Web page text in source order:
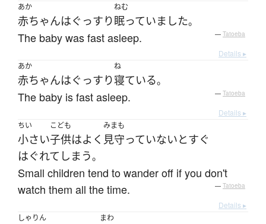
あか
赤ちゃんはぐっすり
ねむ
眠っていました。
The baby was fast asleep. — Tatoeba
Details ▸
あか
赤ちゃんはぐっすり
ね
寝ている。
The baby is fast asleep. — Tatoeba
Details ▸
ちい
小さい
こども
子供はよく
みまも
見守っていないとすぐ
はぐれて しまう。
Small children tend to wander off if you don't
watch them all the time.
— Tatoeba
Details ▸
しゃりん
まわ